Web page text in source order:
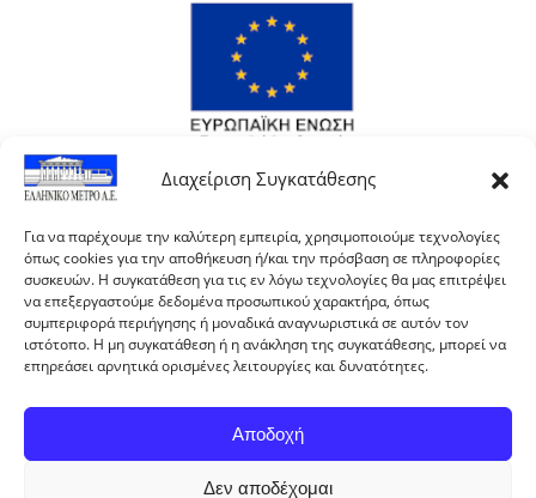
Διαχείριση Συγκατάθεσης
Για να παρέχουμε την καλύτερη εμπειρία, χρησιμοποιούμε τεχνολογίες
όπως cookies για την αποθήκευση ή/και την πρόσβαση σε πληροφορίες
συσκευών. Η συγκατάθεση για τις εν λόγω τεχνολογίες θα μας επιτρέψει
να επεξεργαστούμε δεδομένα προσωπικού χαρακτήρα, όπως
συμπεριφορά περιήγησης ή μοναδικά αναγνωριστικά σε αυτόν τον
ιστότοπο. Η μη συγκατάθεση ή η ανάκληση της συγκατάθεσης, μπορεί να
επηρεάσει αρνητικά ορισμένες λειτουργίες και δυνατότητες.
Αποδοχή
Δεν αποδέχομαι
Με τη συγχρηματοδότηση της Ελλάδας και της